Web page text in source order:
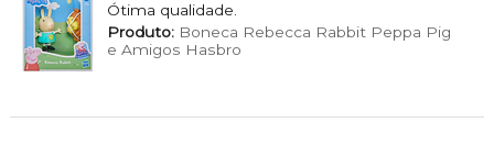
Ótima qualidade.
Produto:Boneca Rebecca Rabbit Peppa Pig
e Amigos Hasbro